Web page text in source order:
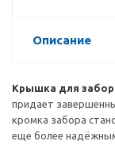
Описание
Крышка для
придает
кромка забора
еще более